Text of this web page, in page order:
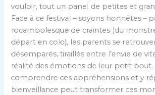
vouloir, tout un panel de petites et
Face à ce festival – soyons honnêtes –
rocambolesque de craintes (du
départ en colo), les parents se
désemparés, tiraillés entre l’envie de
réalité des émotions de leur petit
comprendre ces appréhensions et y
bienveillance peut transformer ces